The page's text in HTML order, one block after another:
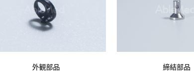
外観部品 締結部品